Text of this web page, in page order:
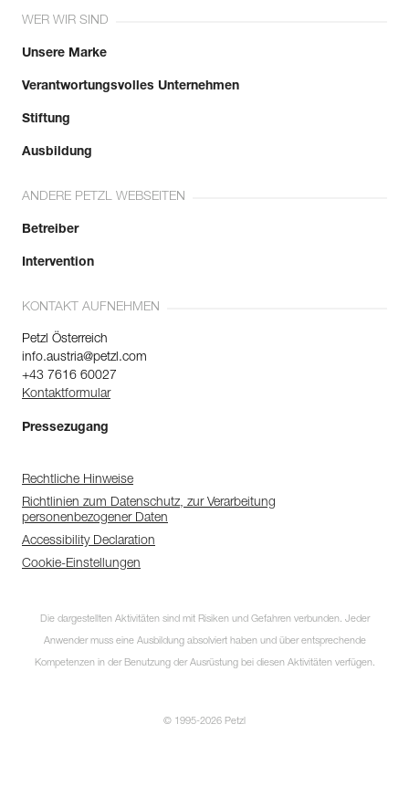
WER WIR SIND
Unsere Marke
Verantwortungsvolles Unternehmen
Stiftung
Ausbildung
ANDERE PETZL WEBSEITEN
Betreiber
Intervention
KONTAKT AUFNEHMEN
Petzl Österreich
info.austria@petzl.com
+43 7616 60027
Kontaktformular
Pressezugang
Rechtliche Hinweise
Richtlinien zum Datenschutz, zur Verarbeitung
personenbezogener Daten
Accessibility Declaration
Cookie-Einstellungen
Die dargestellten Aktivitäten sind mit Risiken und Gefahren verbunden. Jeder
Anwender muss eine Ausbildung absolviert haben und über entsprechende
Kompetenzen in der Benutzung der Ausrüstung bei diesen Aktivitäten verfügen.
© 1995-2026 Petzl